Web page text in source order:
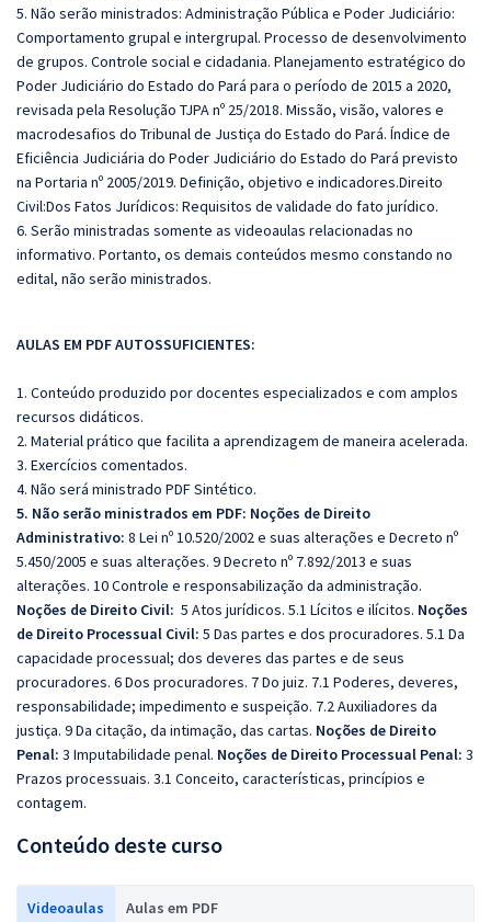
5. Não serão ministrados: Administração Pública e Poder Judiciário:
Comportamento grupal e intergrupal. Processo de desenvolvimento
de grupos. Controle social e cidadania. Planejamento estratégico do
Poder Judiciário do Estado do Pará para o período de 2015 a 2020,
revisada pela Resolução TJPA nº 25/2018. Missão, visão, valores e
macrodesafios do Tribunal de Justiça do Estado do Pará. Índice de
Eficiência Judiciária do Poder Judiciário do Estado do Pará previsto
na Portaria nº 2005/2019. Definição, objetivo e indicadores.Direito
Civil:Dos Fatos Jurídicos: Requisitos de validade do fato jurídico.
6. Serão ministradas somente as videoaulas relacionadas no
informativo. Portanto, os demais conteúdos mesmo constando no
edital, não serão ministrados.
AULAS EM PDF AUTOSSUFICIENTES:
1. Conteúdo produzido por docentes especializados e com amplos
recursos didáticos.
2. Material prático que facilita a aprendizagem de maneira acelerada.
3. Exercícios comentados.
4. Não será ministrado PDF Sintético.
5. Não serão ministrados em PDF: Noções de Direito
Administrativo: 8 Lei nº 10.520/2002 e suas alterações e Decreto nº
5.450/2005 e suas alterações. 9 Decreto nº 7.892/2013 e suas
alterações. 10 Controle e responsabilização da administração.
Noções de Direito Civil: 5 Atos jurídicos. 5.1 Lícitos e ilícitos. Noções
de Direito Processual Civil: 5 Das partes e dos procuradores. 5.1 Da
capacidade processual; dos deveres das partes e de seus
procuradores. 6 Dos procuradores. 7 Do juiz. 7.1 Poderes, deveres,
responsabilidade; impedimento e suspeição. 7.2 Auxiliadores da
justiça. 9 Da citação, da intimação, das cartas. Noções de Direito
Penal: 3 Imputabilidade penal. Noções de Direito Processual Penal: 3
Prazos processuais. 3.1 Conceito, características, princípios e
contagem.
Conteúdo deste curso
Videoaulas Aulas em PDF